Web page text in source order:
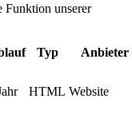
Funktion unserer
Typ Anbieter
HTML Website